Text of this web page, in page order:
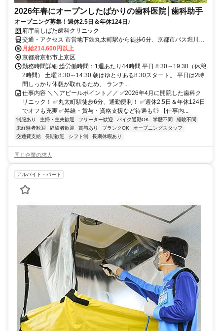
2026年春にオープンしたばかりの歯科医院│歯科助手
オープニング募集！週休2.5日＆年休124日♪
府庁前しばた歯科クリニック
交通・アクセス 市営地下鉄丸太町駅から徒歩6分、京都市バス堀川丸
太町バス停から徒歩５分★二輪OK
月給214,600円以上
京都府京都市上京区
勤務時間詳細 総労働時間：1週あたり44時間 平日 8:30～19:30（休憩
2時間） 土曜 8:30～14:30 朝はゆとりある8:30スタート。 平日は2時
間しっかり休憩が取れるため、 ランチ...
仕事内容 ＼＼アピールポイント／／ ✅2026年4月に開院した歯科ク
リニック！ ✅丸太町駅徒歩6分、通勤便利！ ✅週休2.5日＆年休124日
でオフも充実 ✅昇給・賞与・資格支援など待遇も◎ 【仕事内...
制服あり 主婦・主夫歓迎 フリーター歓迎 バイク通勤OK 学歴不問
経験不問
未経験者歓迎
経験者歓迎 賞与あり ブランクOK
オープニングスタッフ
交通費支給
長期歓迎 シフト制 長期休暇あり
同じ企業の求人
アルバイト・パート